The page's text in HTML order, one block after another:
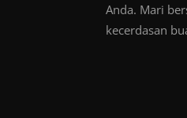
Anda. Mari
kecerdasan